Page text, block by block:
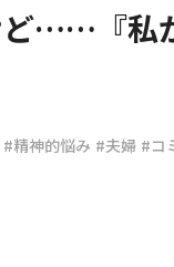
……『私
#精神的悩み #夫婦 #コ